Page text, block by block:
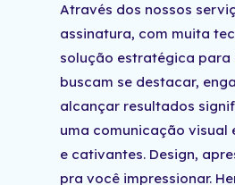
Através dos nossos
assinatura, com muita
solução estratégica para
buscam se destacar,
alcançar resultados
uma comunicação visual
e cativantes. Design,
pra você impressionar.